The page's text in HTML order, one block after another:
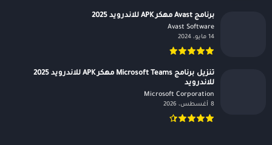
برنامج Avast مهكر APK للاندرويد 2025
Avast Software‏
14 مايو، 2024
تنزيل برنامج Microsoft Teams مهكر APK للاندرويد 2025
للاندرويد
Microsoft Corporation‏
8 أغسطس، 2026